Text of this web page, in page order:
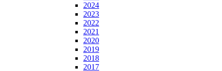
2024
2023
2022
2021
2020
2019
2018
2017